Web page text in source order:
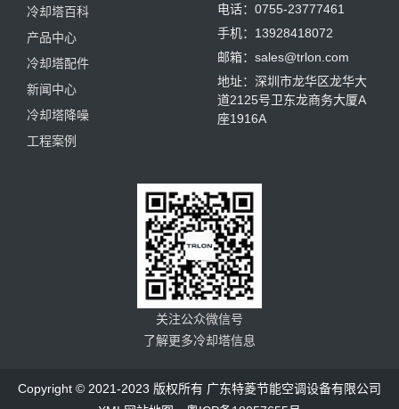
冷却塔百科
产品中心
冷却塔配件
新闻中心
冷却塔降噪
工程案例
电话：0755-23777461
手机：13928418072
邮箱：sales@trlon.com
地址：深圳市龙华区龙华大
道2125号卫东龙商务大厦A
座1916A
关注公众微信号
了解更多冷却塔信息
Copyright © 2021-2023 版权所有 广东特菱节能空调设备有限公司